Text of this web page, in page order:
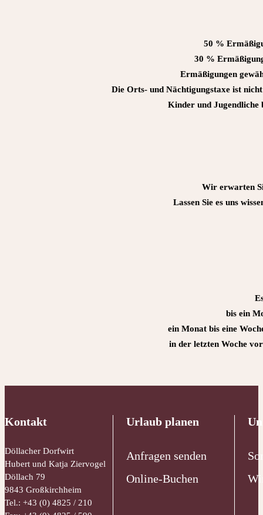
50 %
30 %
Ermäßigungen
Die Orts- und Nächtigungstaxe ist
Kinder und Jugendliche
Wir erwarten
Lassen Sie es uns
bis ein
ein Monat bis eine
in der letzten Woche
Kontakt
Döllacher Dorfwirt
Hubert und Katja Ziervogel
Döllach 79
9843 Großkirchheim
Tel.: +43 (0) 4825 / 210
Urlaub planen
Anfragen senden
Online-Buchen